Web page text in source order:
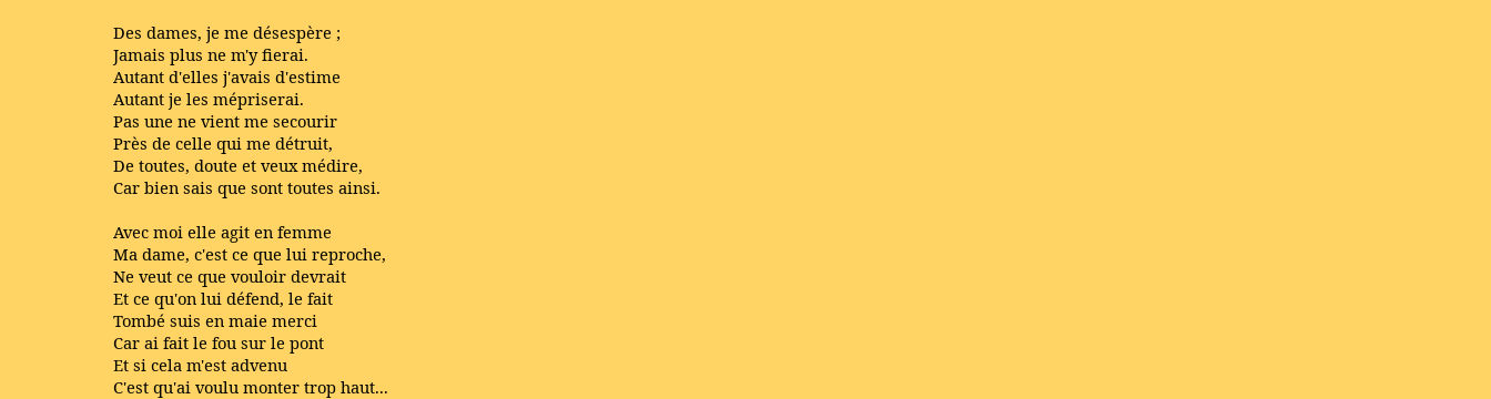
Des dames, je me désespère ;
Jamais plus ne m'y fierai.
Autant d'elles j'avais d'estime
Autant je les mépriserai.
Pas une ne vient me secourir
Près de celle qui me détruit,
De toutes, doute et veux médire,
Car bien sais que sont toutes ainsi.
Avec moi elle agit en femme
Ma dame, c'est ce que lui reproche,
Ne veut ce que vouloir devrait
Et ce qu'on lui défend, le fait
Tombé suis en maie merci
Car ai fait le fou sur le pont
Et si cela m'est advenu
C'est qu'ai voulu monter trop haut...